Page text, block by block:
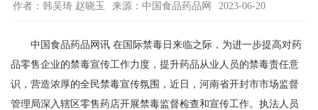
作者：韩吴琦 赵晓玉 来源：中国食品药品网 2023-06-20
中国食品药品网讯 在国际禁毒日来临之际，为进一步提高对药
品零售企业的禁毒宣传工作力度，提升药品从业人员的禁毒责任意
识，营造浓厚的全民禁毒宣传氛围，近日，河南省开封市市场监督
管理局深入辖区零售药店开展禁毒监督检查和宣传工作。执法人员